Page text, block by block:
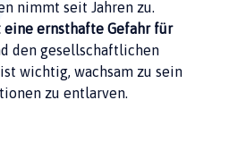
nimmt seit Jahren zu.
ernsthafte Gefahr für
den gesellschaftlichen
wichtig, wachsam zu sein
zu entlarven.